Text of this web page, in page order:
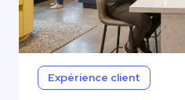
Expérience client